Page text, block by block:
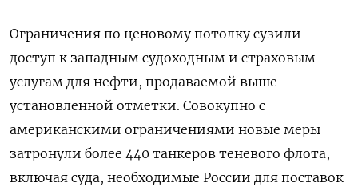
Ограничения по ценовому потолку сузили
доступ к западным судоходным и страховым
услугам для нефти, продаваемой выше
установленной отметки. Совокупно с
американскими ограничениями новые меры
затронули более 440 танкеров теневого флота,
включая суда, необходимые России для поставок